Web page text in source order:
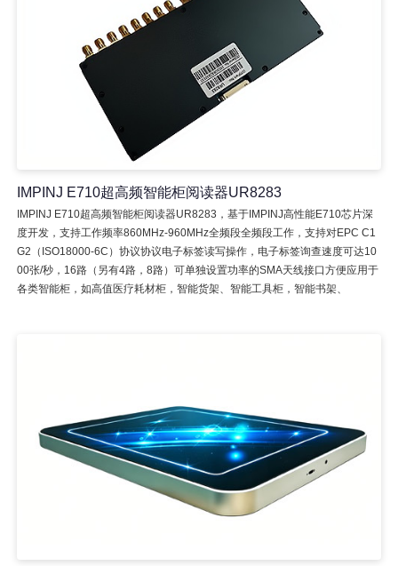
IMPINJ E710超高频智能柜阅读器UR8283
IMPINJ E710超高频智能柜阅读器UR8283，基于IMPINJ高性能E710芯片深
度开发，支持工作频率860MHz-960MHz全频段全频段工作，支持对EPC C1
G2（ISO18000-6C）协议协议电子标签读写操作，电子标签询查速度可达10
00张/秒，16路（另有4路，8路）可单独设置功率的SMA天线接口方便应用于
各类智能柜，如高值医疗耗材柜，智能货架、智能工具柜，智能书架、